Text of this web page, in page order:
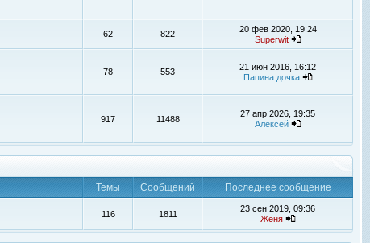
62 822
20 фев 2020, 19:24
Superwit
78 553
21 июн 2016, 16:12
Папина дочка
917 11488
27 апр 2026, 19:35
Алексей
Темы Сообщений
Последнее сообщение
116 1811
23 сен 2019, 09:36
Женя